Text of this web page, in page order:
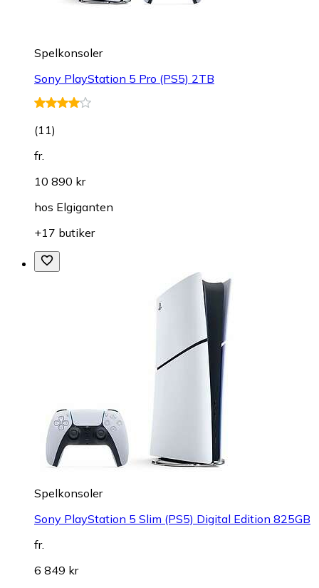
Spelkonsoler
Sony PlayStation 5 Pro (PS5) 2TB
(11)
fr.
10 890 kr
hos Elgiganten
+17 butiker
Spelkonsoler
Sony PlayStation 5 Slim (PS5) Digital Edition 825GB
fr.
6 849 kr